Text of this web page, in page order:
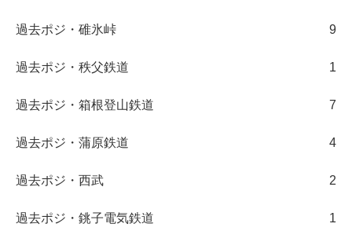
過去ポジ・碓氷峠 9
過去ポジ・秩父鉄道 1
過去ポジ・箱根登山鉄道 7
過去ポジ・蒲原鉄道 4
過去ポジ・西武 2
過去ポジ・銚子電気鉄道 1